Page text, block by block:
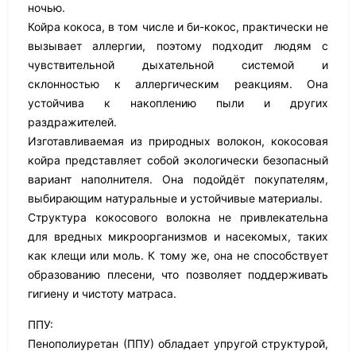
ночью.
Койра кокоса, в том числе и би-кокос, практически не
вызывает аллергии, поэтому подходит людям с
чувствительной дыхательной системой и
склонностью к аллергическим реакциям. Она
устойчива к накоплению пыли и других
раздражителей.
Изготавливаемая из природных волокон, кокосовая
койра представляет собой экологически безопасный
вариант наполнителя. Она подойдёт покупателям,
выбирающим натуральные и устойчивые материалы.
Структура кокосового волокна не привлекательна
для вредных микроорганизмов и насекомых, таких
как клещи или моль. К тому же, она не способствует
образованию плесени, что позволяет поддерживать
гигиену и чистоту матраса.
ППУ:
Пенополиуретан (ППУ) обладает упругой структурой,